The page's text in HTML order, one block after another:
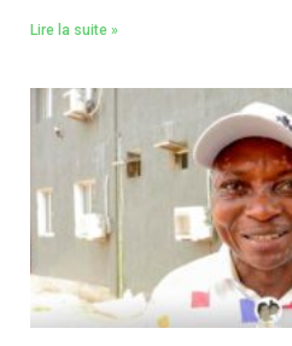
Lire la suite »